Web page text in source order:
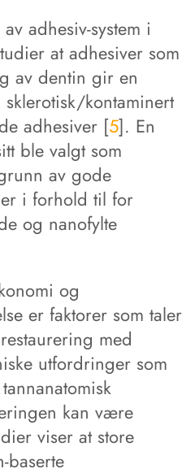
adhesiv-system i
at adhesiver som
av dentin gir en
kontaminert
adhesiver [5]. En
ble valgt som
av gode
i forhold til for
og nanofylte
og
er faktorer som taler
med
utfordringer som
kan være
viser at store
baserte